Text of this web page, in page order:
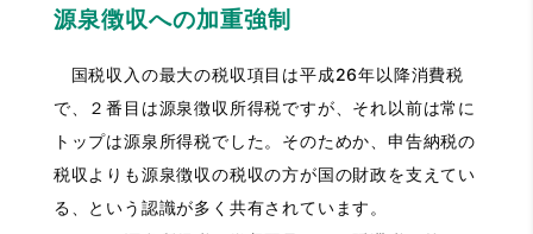
源泉徴収への加重強制
国税収入の最大の税収項目は平成26年以降消費税
で、２番目は源泉徴収所得税ですが、それ以前は常に
トップは源泉所得税でした。そのためか、申告納税の
税収よりも源泉徴収の税収の方が国の財政を支えてい
る、という認識が多く共有されています。